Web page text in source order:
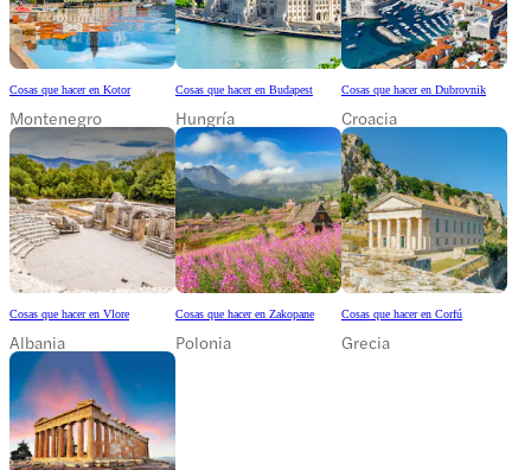
Cosas que hacer en Kotor
Montenegro
Cosas que hacer en Budapest
Hungría
Cosas que hacer en Dubrovnik
Croacia
Cosas que hacer en Vlore
Albania
Cosas que hacer en Zakopane
Polonia
Cosas que hacer en Corfú
Grecia